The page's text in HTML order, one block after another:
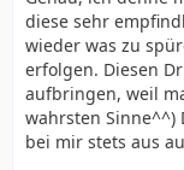
diese sehr
wieder was zu
erfolgen. Diesen
aufbringen, weil
wahrsten Sinne^^)
bei mir stets aus